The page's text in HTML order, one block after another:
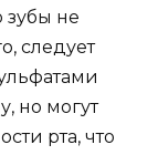
зубы не
следует
но могут
рта, что